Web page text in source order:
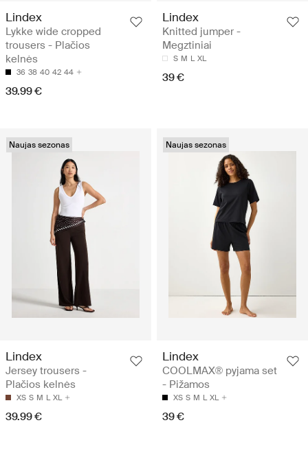
Lindex
Lykke wide cropped
trousers - Plačios
kelnės
36 38 40 42 44
39.99 €
Lindex
Knitted jumper -
Megztiniai
S M L XL
39 €
Naujas sezonas
Lindex
Jersey trousers -
Plačios kelnės
XS S M L XL
39.99 €
Naujas sezonas
Lindex
COOLMAX® pyjama set
- Pižamos
XS S M L XL
39 €